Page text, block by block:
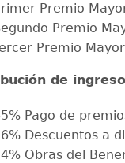
Premio
Premio
Premio
de
Pago de
Descuentos a
Obras del